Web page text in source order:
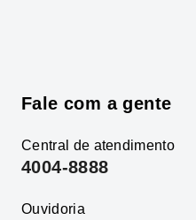
Fale com a gente
Central de atendimento
4004-8888
Ouvidoria